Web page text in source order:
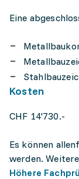
Eine
Kosten
CHF 14'730.-
Es können
werden.
Höhere